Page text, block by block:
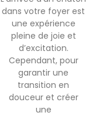
dans votre foyer est
une expérience
pleine de joie et
d’excitation.
Cependant, pour
garantir une
transition en
douceur et créer
une